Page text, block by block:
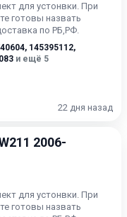
для устонвки. При
готовы назвать
по РБ,РФ.
, 145395112,
и ещё 5
22 дня назад
2006-
для устонвки. При
готовы назвать